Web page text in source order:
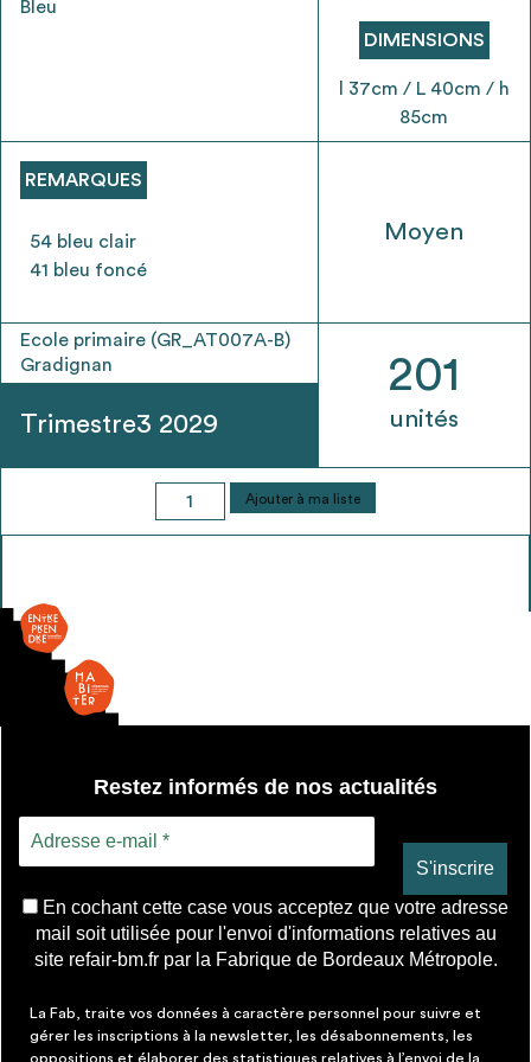
* Attention, l’ajout des matériaux à sa liste et son envoi ne
voirFAQ
Bleu
REMARQUES
54 bleu clair
41 bleu foncé
Ecole primaire (GR_AT007A-B)
Gradignan
Trimestre3 2029
DIMENSIONS
l 37cm / L 40cm / h
85cm
Moyen
201
unités
quantité
de
Ajouter à ma liste
Restez informés de nos actualités
En cochant cette case vous acceptez que votre adresse
mail soit utilisée pour l'envoi d'informations relatives au
site refair-bm.fr par la Fabrique de Bordeaux Métropole.
La Fab, traite vos données à caractère personnel pour suivre et
gérer les inscriptions à la newsletter, les désabonnements, les
oppositions et élaborer des statistiques relatives à l’envoi de la